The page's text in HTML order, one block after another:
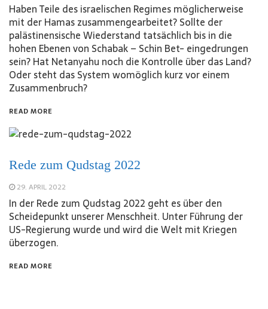
Haben Teile des israelischen Regimes möglicherweise
mit der Hamas zusammengearbeitet? Sollte der
palästinensische Wiederstand tatsächlich bis in die
hohen Ebenen von Schabak – Schin Bet- eingedrungen
sein? Hat Netanyahu noch die Kontrolle über das Land?
Oder steht das System womöglich kurz vor einem
Zusammenbruch?
READ MORE
Rede zum Qudstag 2022
29. APRIL 2022
In der Rede zum Qudstag 2022 geht es über den
Scheidepunkt unserer Menschheit. Unter Führung der
US-Regierung wurde und wird die Welt mit Kriegen
überzogen.
READ MORE